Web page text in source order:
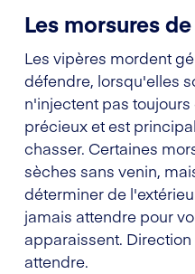
Les morsures
Les vipères mordent
défendre, lorsqu'elles
n'injectent pas
précieux et est
chasser. Certaines
sèches sans venin,
déterminer de
jamais attendre pour
apparaissent.
attendre.